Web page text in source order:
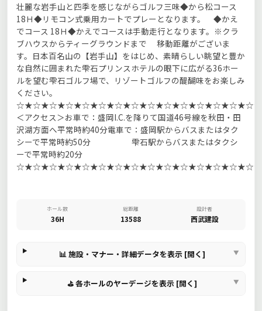
壮麗な岩手山と四季を感じながらゴルフ三味◆から松コース
18Ｈ◆リモコン式乗用カートでプレーとなります。 ◆かえ
でコース 18Ｈ◆かえでコースは手動走行となります。※クラ
ブハウスからティーグラウンドまで 移動距離がございま
す。日本百名山の【岩手山】をはじめ、素晴らしい眺望と豊か
な自然に囲まれた雫石プリンスホテルの眼下に広がる36ホー
ルを望む雫石ゴルフ場で、リゾートゴルフの醍醐味をお楽しみ
ください。
＜アクセス＞お車で：盛岡I.C.を降りて国道46号線を秋田・田
沢湖方面へ平常時約40分電車で：盛岡駅からバスまたはタク
シーで平常時約50分 雫石駅からバスまたはタクシ
ーで平常時約20分
ホール数
36H
総距離
13588
設計者
西武建設
📊 施設・マナー・詳細データを表示 [開く]
⛳ 各ホールのヤーデージを表示 [開く]